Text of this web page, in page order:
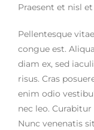
Praesent et nisl
Pellentesque
congue est.
diam ex, sed
risus. Cras
enim odio
nec leo.
Nunc venenatis